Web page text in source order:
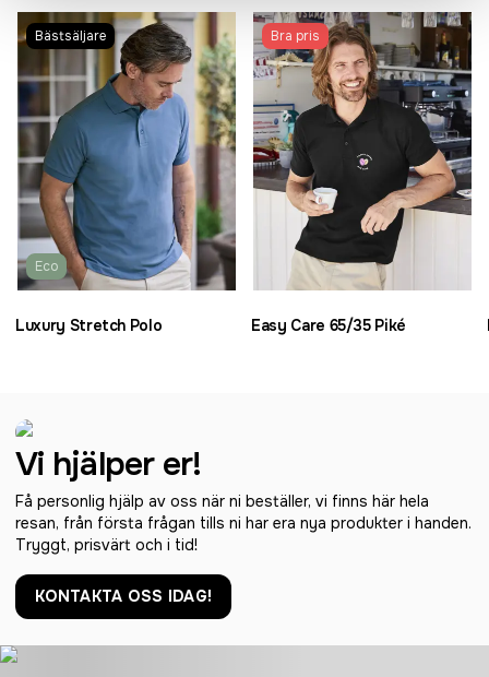
Bästsäljare
Eco
Luxury Stretch Polo
Bra pris
Easy Care 65/35 Piké
Vi hjälper er!
Få personlig hjälp av oss när ni beställer, vi finns här hela
resan, från första frågan tills ni har era nya produkter i handen.
Tryggt, prisvärt och i tid!
KONTAKTA OSS IDAG!